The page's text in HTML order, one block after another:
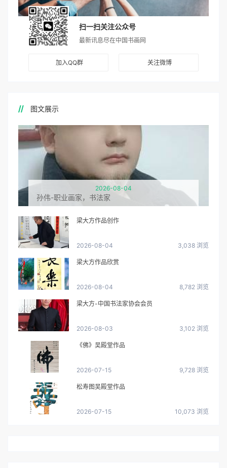
扫一扫关注公众号
最新讯息尽在中国书画网
加入QQ群 关注微博
图文展示
2026-08-04
孙伟-职业画家，书法家
梁大方作品创作
2026-08-04 3,038 浏览
梁大方作品欣赏
2026-08-04 8,782 浏览
梁大方-中国书法家协会会员
2026-08-03 3,102 浏览
《佛》吴殿堂作品
2026-07-15 9,728 浏览
松寿图吴殿堂作品
2026-07-15 10,073 浏览